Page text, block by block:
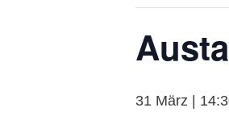
31 März |